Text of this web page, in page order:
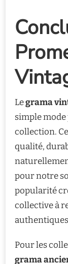
Legrama
simple mode
collection.
qualité,
pour notre
popularité
collective à
Pour les
grama